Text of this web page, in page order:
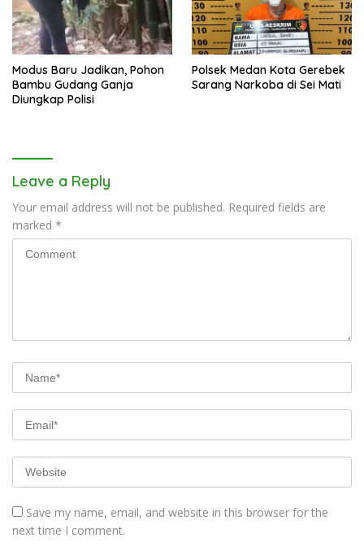
Modus Baru Jadikan, Pohon
Bambu Gudang Ganja
Diungkap Polisi
Polsek Medan Kota Gerebek
Sarang Narkoba di Sei Mati
Leave a Reply
Your email address will not be published. Required fields are
marked *
Save my name, email, and website in this browser for the
next time I comment.